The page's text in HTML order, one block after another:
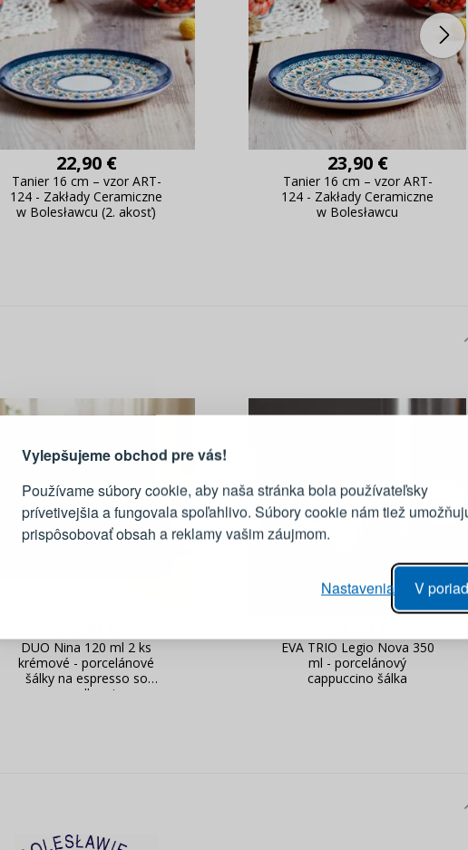
Vylepšujeme obchod pre vás!
Používame súbory cookie, aby naša stránka bola používateľsky
prívetivejšia a fungovala spoľahlivo. Súbory cookie nám tiež
prispôsobovať obsah a reklamy vašim záujmom.
V
Nastavenia
22,90 €
Tanier 16 cm – vzor ART-
124 - Zakłady Ceramiczne
w Bolesławcu (2. akosť)
23,90 €
Tanier 16 cm – vzor ART-
124 - Zakłady Ceramiczne
w Bolesławcu
DUO Nina 120 ml 2 ks
krémové - porcelánové
šálky na espresso so
spodkami
EVA TRIO Legio Nova 350
ml - porcelánový
cappuccino šálka
Tu je dôvod, prečo sa oplatí vytvoriť
účet
Živý náhľad na zmeny v objednávke
E-mail
PRIHLÁSIŤ
Pripomenutie